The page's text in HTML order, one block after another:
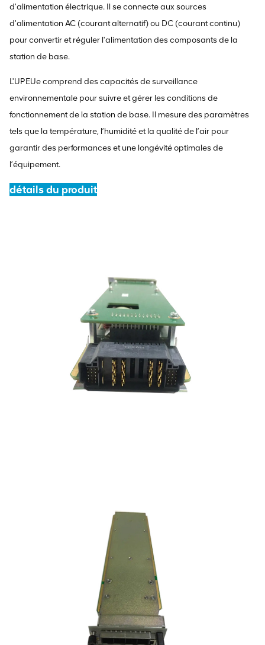
d'alimentation électrique. Il se connecte aux sources
d'alimentation AC (courant alternatif) ou DC (courant continu)
pour convertir et réguler l'alimentation des composants de la
station de base.
L'UPEUe comprend des capacités de surveillance
environnementale pour suivre et gérer les conditions de
fonctionnement de la station de base. Il mesure des paramètres
tels que la température, l’humidité et la qualité de l’air pour
garantir des performances et une longévité optimales de
l’équipement.
détails du produit